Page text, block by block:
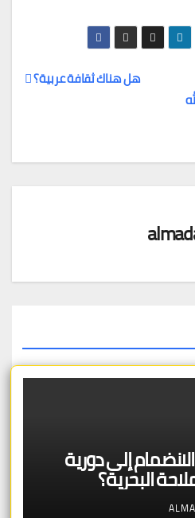
هل هناك ثقافة عربية؟
إلى دورية
البحرية؟